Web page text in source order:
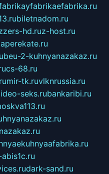
biletnadom.ru
hd.ruz-host.ru
2-kuhnyanazakaz.ru
cs-68.ru
mir-tk.ruvlknrussia.ru
seks.rubankaribi.ru
dark-sand.ru